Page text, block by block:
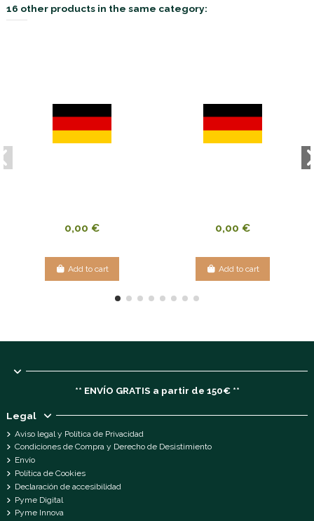
16 other products in the same category:
0,00 €
Add to cart
0,00 €
Add to cart
** ENVÍO GRATIS a partir de 150€ **
Legal
Aviso legal y Política de Privacidad
Condiciones de Compra y Derecho de Desistimiento
Envío
Política de Cookies
Declaración de accesibilidad
Pyme Digital
Pyme Innova